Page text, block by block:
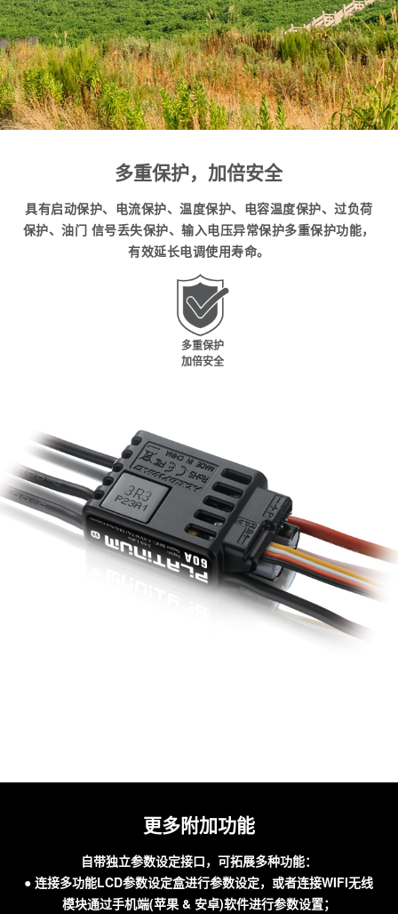
多重保护，加倍安全
具有启动保护、电流保护、温度保护、电容温度保护、过负荷
保护、油门 信号丢失保护、输入电压异常保护多重保护功能，
有效延长电调使用寿命。
多重保护
加倍安全
更多附加功能
自带独立参数设定接口，可拓展多种功能：
● 连接多功能LCD参数设定盒进行参数设定，或者连接WIFI无线
模块通过手机端(苹果 & 安卓)软件进行参数设置；